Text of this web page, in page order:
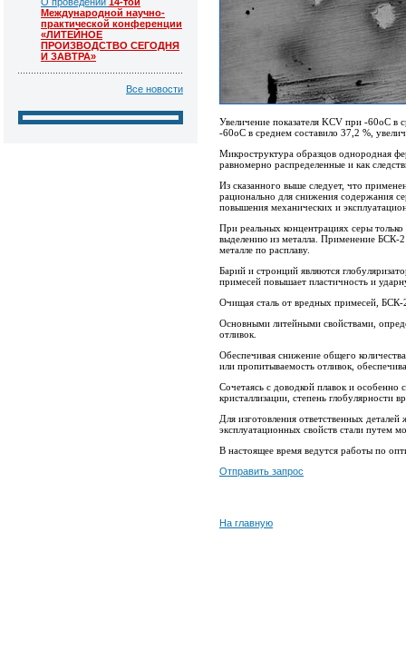
Международной научно-
практической конференции
«ЛИТЕЙНОЕ
ПРОИЗВОДСТВО СЕГОДНЯ
И ЗАВТРА»
Все новости
Увеличение показателя KCV при -60оС в
-60оС в среднем составило 37,2 %,
Микроструктура образцов однородная
равномерно распределенные и как
Из сказанного выше следует, что
рационально для снижения содержания
повышения механических и
При реальных концентрациях серы
выделению из металла. Применение БСК-
металле по расплаву.
Барий и стронций являются
примесей повышает пластичность и
Очищая сталь от вредных примесей, БСК-
Основными литейными свойствами,
отливок.
Обеспечивая снижение общего
или пропитываемость отливок,
Сочетаясь с доводкой плавок и
кристаллизации, степень глобулярности
Для изготовления ответственных
эксплуатационных свойств стали путем
В настоящее время ведутся работы по
Отправить запрос
На главную